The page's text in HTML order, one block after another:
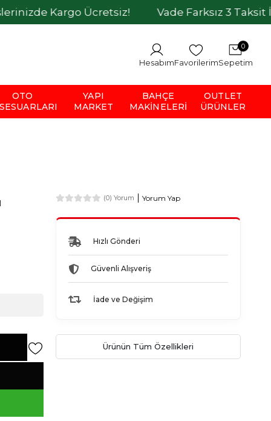
Ücretsiz! Vade Farksız 3 Taksit İmkanı
HesabımFavorilerim
0
Sepetim
OTO
YAPI
MARKET
BAHÇE
MAKINELERI
OUTLET
ÜRÜNLER
(0) Yorum Yorum Yap
Hızlı Gönderi
Güvenli Alışveriş
İade ve Değişim
Ürünün Tüm Özellikleri